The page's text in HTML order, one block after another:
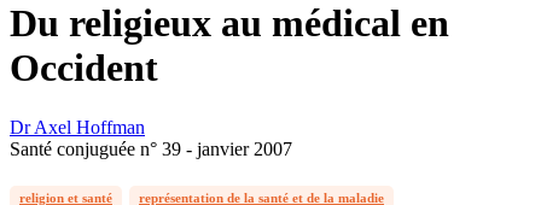
Du religieux au médical en
Occident
Dr Axel Hoffman
Santé conjuguée n° 39 - janvier 2007
religion et santé représentation de la santé et de la maladie